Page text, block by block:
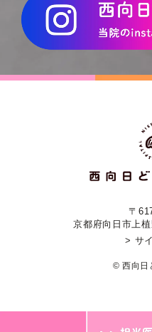
〒
京都府向日市上
> サ
© 西向日